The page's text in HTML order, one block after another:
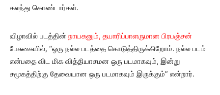
கலந்து கொண்டார்கள்.
விழாவில் படத்தின் நாயகனும், தயாரிப்பாளருமான பிரபஞ்சன்
பேசுகையில், “ஒரு நல்ல படத்தை கொடுத்திருக்கிறோம். நல்ல படம்
என்பதை விட மிக வித்தியாசமன ஒரு படமாகவும், இன்று
சமூகத்திற்கு தேவையான ஒரு படமாகவும் இருக்கும்” என்றார்.